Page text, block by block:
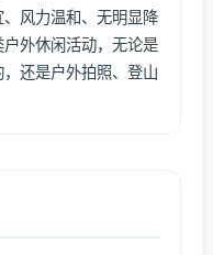
风力温和、无明显降
外休闲活动，无论是
还是户外拍照、登山